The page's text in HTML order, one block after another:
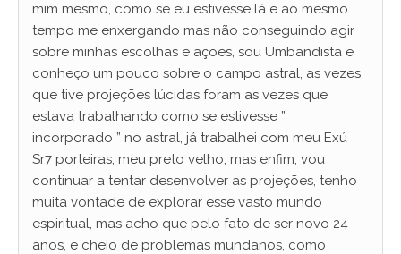
mim mesmo, como se eu estivesse lá e ao mesmo
tempo me enxergando mas não conseguindo agir
sobre minhas escolhas e ações, sou Umbandista e
conheço um pouco sobre o campo astral, as vezes
que tive projeções lúcidas foram as vezes que
estava trabalhando como se estivesse ”
incorporado ” no astral, já trabalhei com meu Exú
Sr7 porteiras, meu preto velho, mas enfim, vou
continuar a tentar desenvolver as projeções, tenho
muita vontade de explorar esse vasto mundo
espiritual, mas acho que pelo fato de ser novo 24
anos, e cheio de problemas mundanos, como